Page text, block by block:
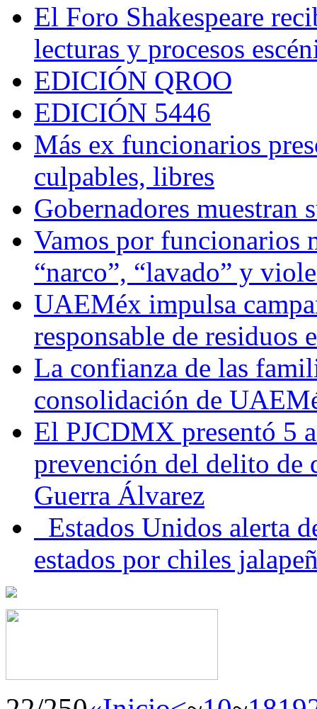
El Foro Shakespeare
lecturas y procesos
EDICIÓN QROO
EDICIÓN 5446
Más ex funcionarios
culpables, libres
Gobernadores muestran
Vamos por funcionarios
“narco”, “lavado” y
UAEMéx impulsa
responsable de residuos
La confianza de las
consolidación de
El PJCDMX presentó 5
prevención del delito de
Guerra Álvarez
Estados Unidos alerta
estados por chiles